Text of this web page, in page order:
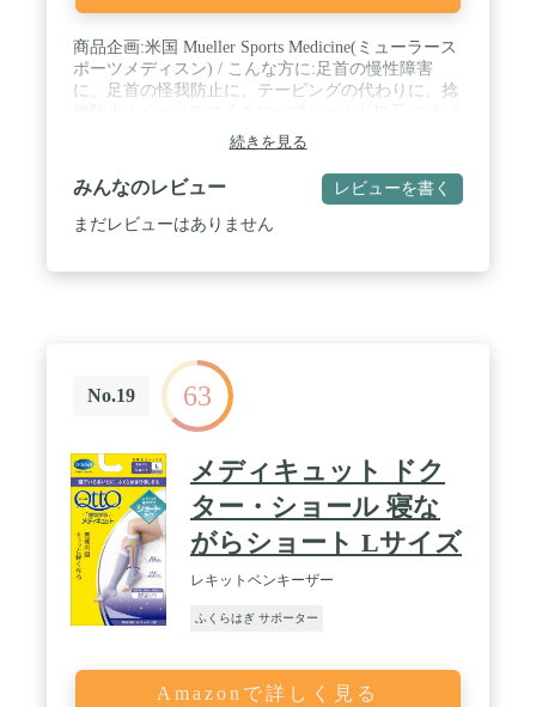
商品企画:米国 Mueller Sports Medicine(ミューラース
ポーツメディスン) / こんな方に:足首の慢性障害
に、足首の怪我防止に、テーピングの代わりに、捻
の原因菌を制御 / ラテックスフリー:有害物質やアレ
ルギーを起こす成分を使用しておらず、お肌に安心
な製品 / レースアップ構造:強い固定力 / フィギュア
8ストラップ:足首をテーピングのように固定、スト
ラップについているラバー素材が交差したストラッ
続きを見る
みんなのレビュー レビューを書く
まだレビューはありません
No.19 63
メディキュット ドク
ター・ショール 寝な
がらショート Lサイズ
レキットベンキーザー
ふくらはぎ サポーター
Amazonで詳しく見る